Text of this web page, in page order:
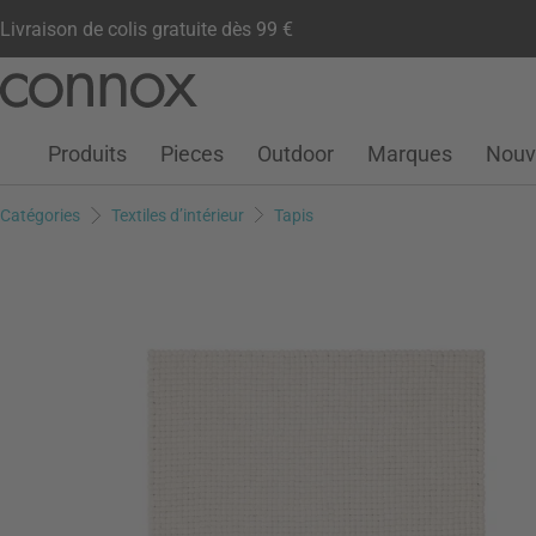
Livraison de colis gratuite dès 99 €
contenu
Compte clientListe de souhaits
Warenkorb
Produits Pieces Outdoor Marques
Catégories Textiles d’intérieur Tapis